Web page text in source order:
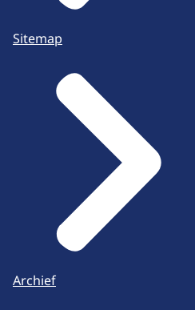
Sitemap
Archief